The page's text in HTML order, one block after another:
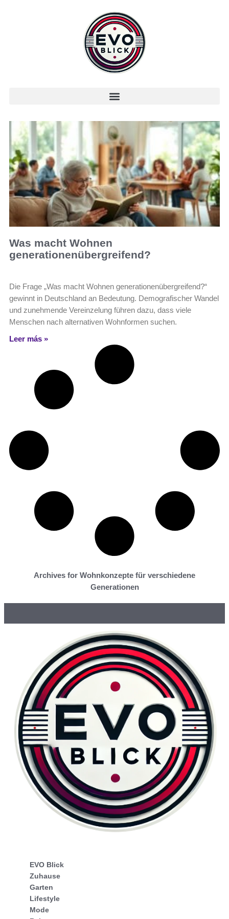
Was macht Wohnen
generationenübergreifend?
Die Frage „Was macht Wohnen generationenübergreifend?“
gewinnt in Deutschland an Bedeutung. Demografischer Wandel
und zunehmende Vereinzelung führen dazu, dass viele
Menschen nach alternativen Wohnformen suchen.
Leer más »
Archives for Wohnkonzepte für verschiedene
Generationen
EVO Blick
Zuhause
Garten
Lifestyle
Mode